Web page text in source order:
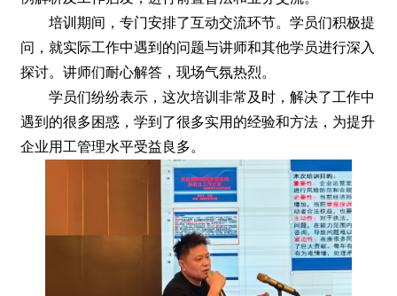
培训期间，专门安排了互动交流环节。学员们积极提
问，就实际工作中遇到的问题与讲师和其他学员进行深入
探讨。讲师们耐心解答，现场气氛热烈。
学员们纷纷表示，这次培训非常及时，解决了工作中
遇到的很多困惑，学到了很多实用的经验和方法，为提升
企业用工管理水平受益良多。